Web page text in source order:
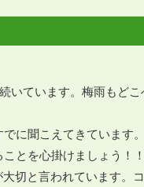
いています。梅雨もど
に聞こえてきています
とを心掛けましょう！
切と言われています。